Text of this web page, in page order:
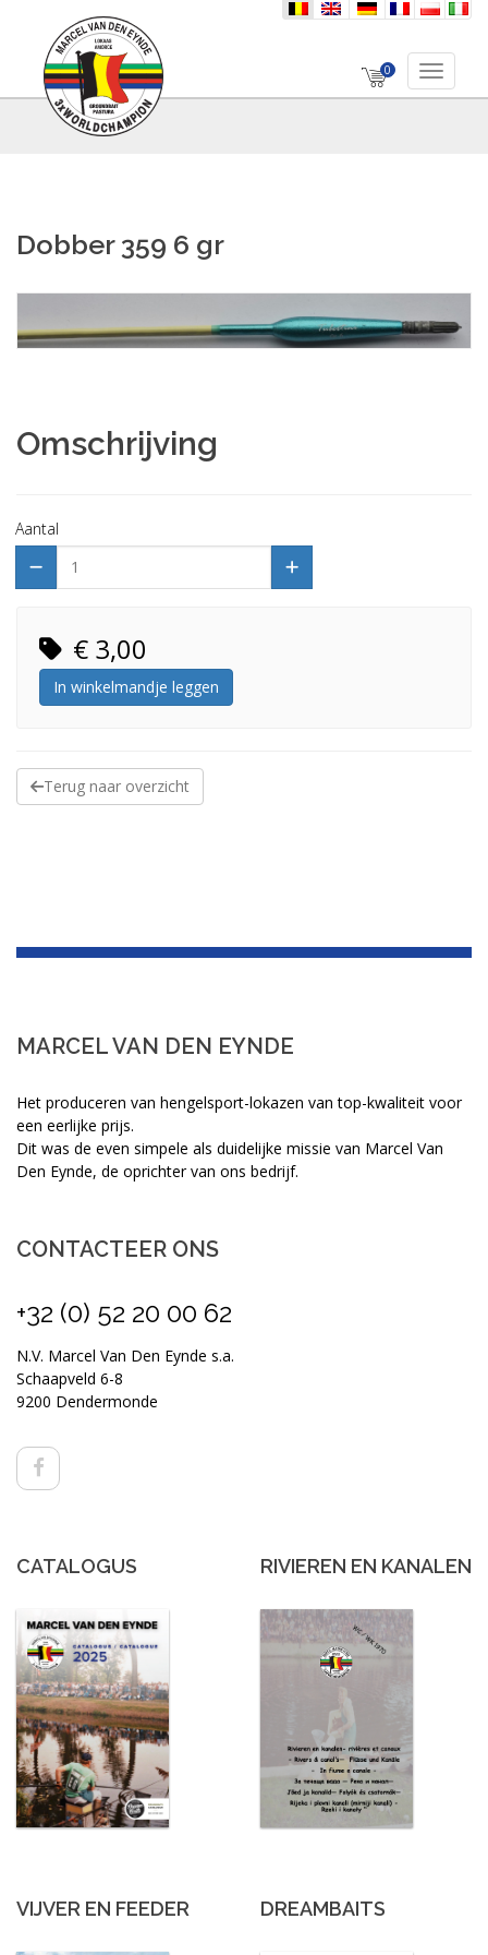
nl en de fr pl it
0 Toggle
Dobber 359 6 gr
Omschrijving
Aantal
€ 3,00
In winkelmandje leggen
Terug naar overzicht
MARCEL VAN DEN EYNDE
Het produceren van hengelsport-lokazen van top-kwaliteit voor
een eerlijke prijs.
Dit was de even simpele als duidelijke missie van Marcel Van
Den Eynde, de oprichter van ons bedrijf.
CONTACTEER ONS
+32 (0) 52 20 00 62
N.V. Marcel Van Den Eynde s.a.
Schaapveld 6-8
9200 Dendermonde
CATALOGUS RIVIEREN EN KANALEN
VIJVER EN FEEDER DREAMBAITS